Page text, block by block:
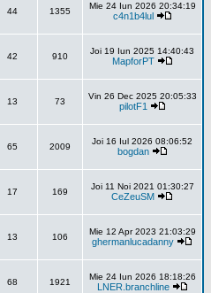
44 1355
Mie 24 Iun 2026 20:34:19
c4n1b4lul
42 910
Joi 19 Iun 2025 14:40:43
MapforPT
13 73
Vin 26 Dec 2025 20:05:33
pilotF1
65 2009
Joi 16 Iul 2026 08:06:52
bogdan
17 169
Joi 11 Noi 2021 01:30:27
CeZeuSM
13 106
Mie 12 Apr 2023 21:03:29
ghermanlucadanny
68 1921
Mie 24 Iun 2026 18:18:26
LNER.branchline